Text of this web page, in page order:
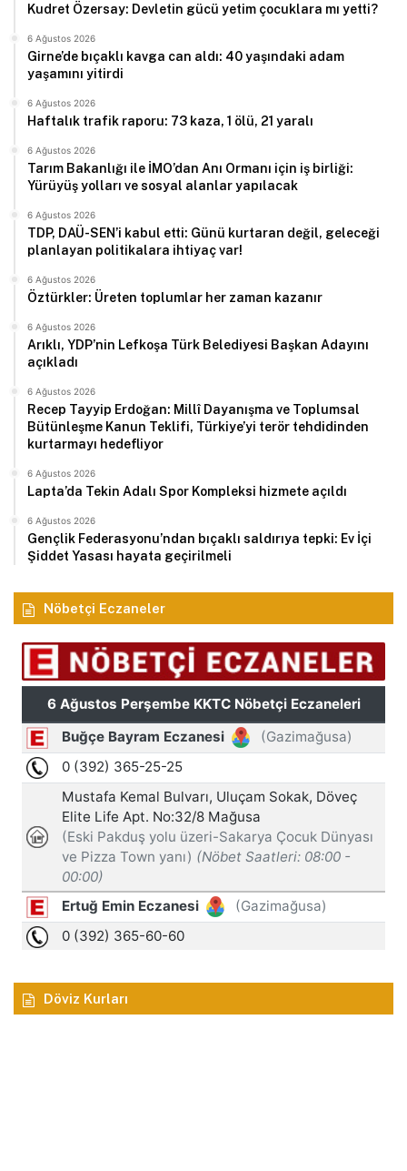
Kudret Özersay: Devletin gücü yetim çocuklara mı yetti?
6 Ağustos 2026
Girne’de bıçaklı kavga can aldı: 40 yaşındaki adam
yaşamını yitirdi
6 Ağustos 2026
Haftalık trafik raporu: 73 kaza, 1 ölü, 21 yaralı
6 Ağustos 2026
Tarım Bakanlığı ile İMO’dan Anı Ormanı için iş birliği:
Yürüyüş yolları ve sosyal alanlar yapılacak
6 Ağustos 2026
TDP, DAÜ-SEN’i kabul etti: Günü kurtaran değil, geleceği
planlayan politikalara ihtiyaç var!
6 Ağustos 2026
Öztürkler: Üreten toplumlar her zaman kazanır
6 Ağustos 2026
Arıklı, YDP’nin Lefkoşa Türk Belediyesi Başkan Adayını
açıkladı
6 Ağustos 2026
Recep Tayyip Erdoğan: Millî Dayanışma ve Toplumsal
Bütünleşme Kanun Teklifi, Türkiye’yi terör tehdidinden
kurtarmayı hedefliyor
6 Ağustos 2026
Lapta’da Tekin Adalı Spor Kompleksi hizmete açıldı
6 Ağustos 2026
Gençlik Federasyonu’ndan bıçaklı saldırıya tepki: Ev İçi
Şiddet Yasası hayata geçirilmeli
Nöbetçi Eczaneler
Döviz Kurları